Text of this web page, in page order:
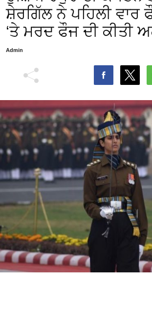
ਸ਼ੇਰਗਿੱਲ ਨੇ ਪਹਿਲੀ ਵਾਰ
‘ਤੇ ਮਰਦ ਫੌਜ ਦੀ ਕੀਤੀ
Admin